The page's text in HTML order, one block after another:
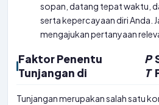
sopan, datang tepat waktu,
serta kepercayaan diri Anda.
mengajukan pertanyaan
Faktor Penentu
Tunjangan di
P
T
Tunjangan merupakan salah satu